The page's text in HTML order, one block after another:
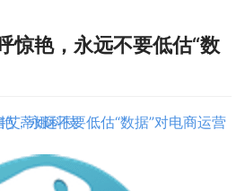
惊艳，永远不要低估“数